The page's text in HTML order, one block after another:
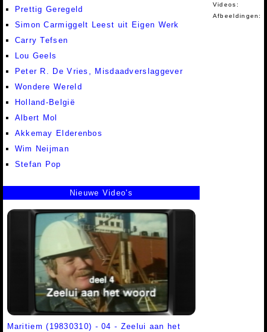
Prettig Geregeld
Simon Carmiggelt Leest uit Eigen Werk
Carry Tefsen
Lou Geels
Peter R. De Vries, Misdaadverslaggever
Wondere Wereld
Holland-België
Albert Mol
Akkemay Elderenbos
Wim Neijman
Stefan Pop
Videos:
Afbeeldingen:
Nieuwe Video's
Maritiem (19830310) - 04 - Zeelui aan het